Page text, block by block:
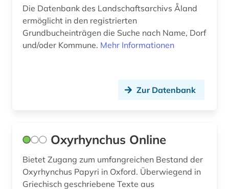
egon (1)
eichstätt (1)
einblattdrucke (1)
einwanderung (2)
einwohnermelderegister (1)
eisenbahn (1)
Die Datenbank des Landschaftsarchivs Åland
ermöglicht in den registrierten
Grundbucheinträgen die Suche nach Name, Dorf
und/oder Kommune. Mehr Informationen
Zur Datenbank
Oxyrhynchus Online
Bietet Zugang zum umfangreichen Bestand der
Oxyrhynchus Papyri in Oxford. Überwiegend in
Griechisch geschriebene Texte aus